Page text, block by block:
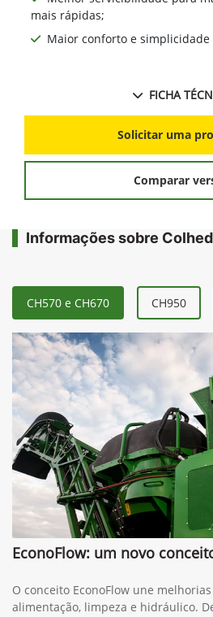
mais rápidas;
Maior conforto e simplicidade
FICHA
Solicitar uma
Comparar
Informações sobre
CH570 e CH670 CH950
EconoFlow: um novo
O conceito EconoFlow une
alimentação, limpeza e hidráulico.